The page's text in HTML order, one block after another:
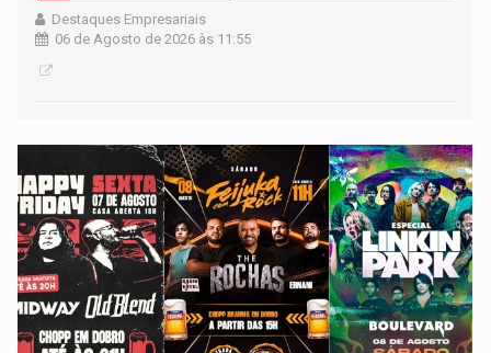
Destaques Empresariais
06 de Agosto de 2026 às 11:55